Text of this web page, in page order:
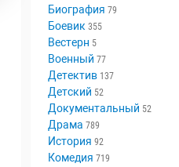
Биография 79
Боевик 355
Вестерн 5
Военный 77
Детектив 137
Детский 52
Документальный 52
Драма 789
История 92
Комедия 719